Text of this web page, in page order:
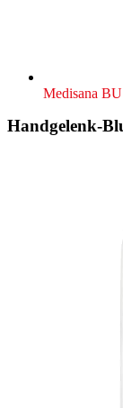
Medisana
Handgelenk-